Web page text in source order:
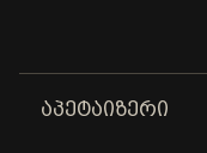
ᲐᲞᲔᲢᲐᲘᲖᲔᲠᲘ